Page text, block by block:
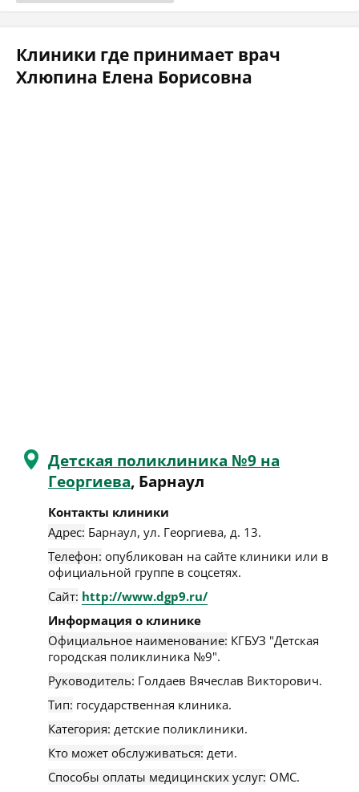
Клиники где принимает врач
Хлюпина Елена Борисовна
Детская поликлиника №9 на
Георгиева, Барнаул
Контакты клиники
Адрес: Барнаул, ул. Георгиева, д. 13.
Телефон: опубликован на сайте клиники или в
официальной группе в соцсетях.
Сайт: http://www.dgp9.ru/
Информация о клинике
Официальное наименование: КГБУЗ "Детская
городская поликлиника №9".
Руководитель: Голдаев Вячеслав Викторович.
Тип: государственная клиника.
Категория: детские поликлиники.
Кто может обслуживаться: дети.
Способы оплаты медицинских услуг: ОМС.